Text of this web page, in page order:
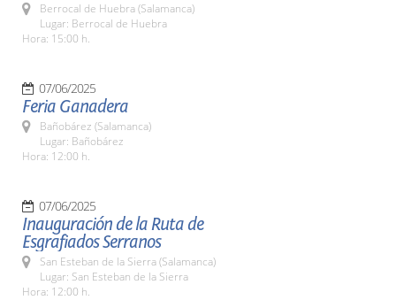
Berrocal de Huebra (Salamanca)
Lugar: Berrocal de Huebra
Hora: 15:00 h.
07/06/2025
Feria Ganadera
Bañobárez (Salamanca)
Lugar: Bañobárez
Hora: 12:00 h.
07/06/2025
Inauguración de la Ruta de
Esgrafiados Serranos
San Esteban de la Sierra (Salamanca)
Lugar: San Esteban de la Sierra
Hora: 12:00 h.